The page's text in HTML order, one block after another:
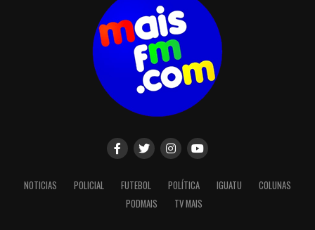
NOTICIAS POLICIAL FUTEBOL POLÍTICA IGUATU
COLUNAS
PODMAIS
TV MAIS